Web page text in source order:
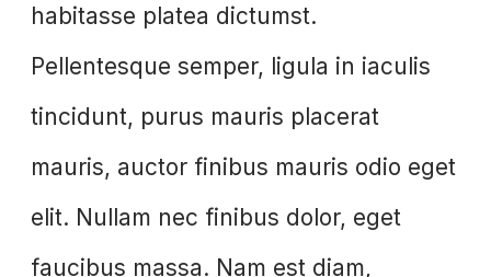
habitasse platea dictumst.
Pellentesque semper, ligula in iaculis
tincidunt, purus mauris placerat
mauris, auctor finibus mauris odio eget
elit. Nullam nec finibus dolor, eget
faucibus massa. Nam est diam,